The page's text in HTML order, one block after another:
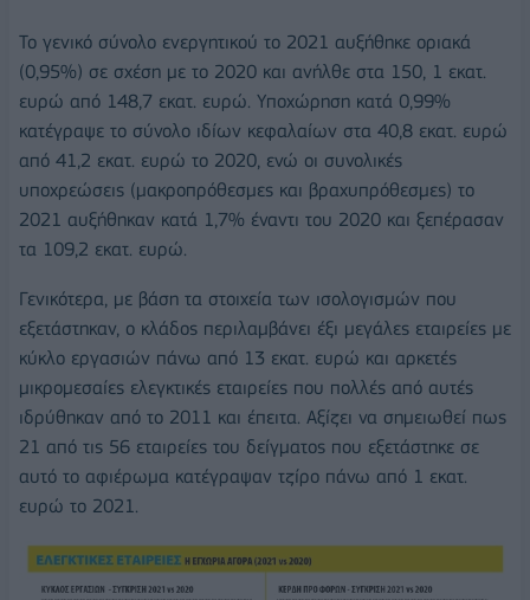
Το γενικό σύνολο ενεργητικού το 2021 αυξήθηκε οριακά
(0,95%) σε σχέση με το 2020 και ανήλθε στα 150, 1 εκατ.
ευρώ από 148,7 εκατ. ευρώ. Υποχώρηση κατά 0,99%
κατέγραψε το σύνολο ιδίων κεφαλαίων στα 40,8 εκατ. ευρώ
από 41,2 εκατ. ευρώ το 2020, ενώ οι συνολικές
υποχρεώσεις (μακροπρόθεσμες και βραχυπρόθεσμες) το
2021 αυξήθηκαν κατά 1,7% έναντι του 2020 και ξεπέρασαν
τα 109,2 εκατ. ευρώ.
Γενικότερα, με βάση τα στοιχεία των ισολογισμών που
εξετάστηκαν, ο κλάδος περιλαμβάνει έξι μεγάλες εταιρείες με
κύκλο εργασιών πάνω από 13 εκατ. ευρώ και αρκετές
μικρομεσαίες ελεγκτικές εταιρείες που πολλές από αυτές
ιδρύθηκαν από το 2011 και έπειτα. Αξίζει να σημειωθεί πως
21 από τις 56 εταιρείες του δείγματος που εξετάστηκε σε
αυτό το αφιέρωμα κατέγραψαν τζίρο πάνω από 1 εκατ.
ευρώ το 2021.